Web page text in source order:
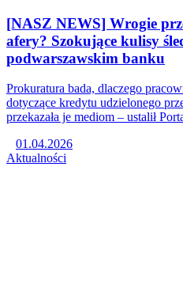
[NASZ NEWS] Wrogie
afery? Szokujące kulisy
podwarszawskim banku
Prokuratura bada, dlaczego
dotyczące kredytu udzielonego
przekazała je mediom – ustalił
01.04.2026
Aktualności